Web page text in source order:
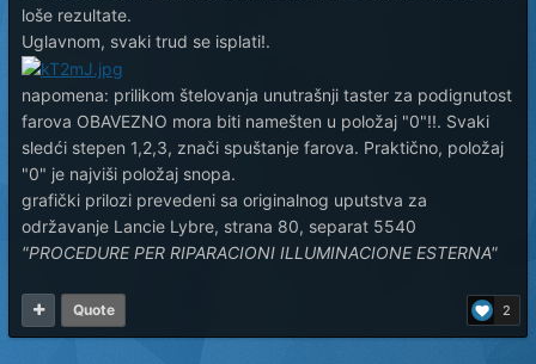
loše rezultate.
Uglavnom, svaki trud se isplati!.
napomena: prilikom štelovanja unutrašnji taster za podignutost
farova OBAVEZNO mora biti namešten u položaj "0"!!. Svaki
sledći stepen 1,2,3, znači spuštanje farova. Praktično, položaj
"0" je najviši položaj snopa.
grafički prilozi prevedeni sa originalnog uputstva za
održavanje Lancie Lybre, strana 80, separat 5540
"PROCEDURE PER RIPARACIONI ILLUMINACIONE ESTERNA"
2
Quote